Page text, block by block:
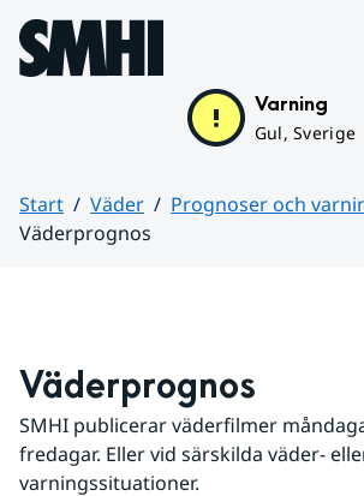
Hoppa till sidans innehåll
Varning
Gul, Sverige
Start Väder
Prognoser och
Väderprognos
Väderprognos
SMHI publicerar väderfilmer
fredagar. Eller vid särskilda väder-
varningssituationer.